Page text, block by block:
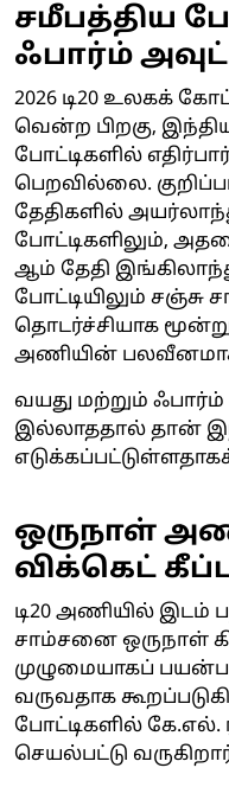
சமீபத்திய
ஃபார்ம்
2026 டி20 உலகக்
வென்ற பிறகு,
போட்டிகளில்
பெறவில்லை.
தேதிகளில்
போட்டிகளிலும்,
ஆம் தேதி
போட்டியிலும் சஞ்சு
தொடர்ச்சியாக
அணியின்
வயது மற்றும்
இல்லாததால் தான்
ஒருநாள்
விக்கெட்
டி20 அணியில் இடம்
சாம்சனை ஒருநாள்
முழுமையாகப்
வருவதாக
போட்டிகளில் கே.எல்.
செயல்பட்டு